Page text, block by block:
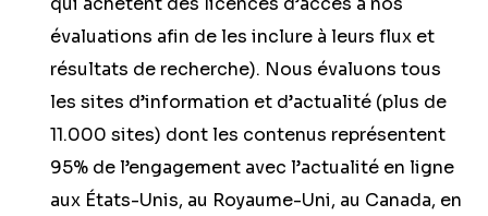
évaluations afin de les inclure à leurs flux et
résultats de recherche). Nous évaluons tous
les sites d’information et d’actualité (plus de
11.000 sites) dont les contenus représentent
95% de l’engagement avec l’actualité en ligne
aux États-Unis, au Royaume-Uni, au Canada, en